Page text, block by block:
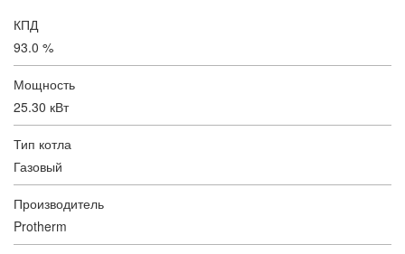
КПД
93.0 %
Мощность
25.30 кВт
Тип котла
Газовый
Производитель
Protherm